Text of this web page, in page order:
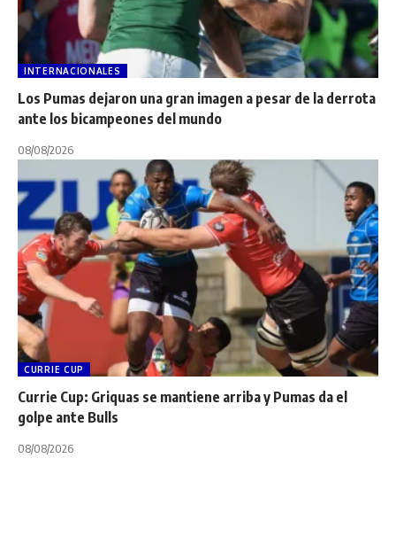
INTERNACIONALES
Los Pumas dejaron una gran imagen a pesar de la derrota
ante los bicampeones del mundo
08/08/2026
CURRIE CUP
Currie Cup: Griquas se mantiene arriba y Pumas da el
golpe ante Bulls
08/08/2026